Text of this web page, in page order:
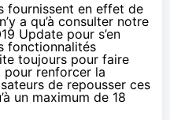
fournissent en effet de
a qu’à consulter notre
Update pour s’en
fonctionnalités
toujours pour faire
pour renforcer la
de repousser ces
un maximum de 18